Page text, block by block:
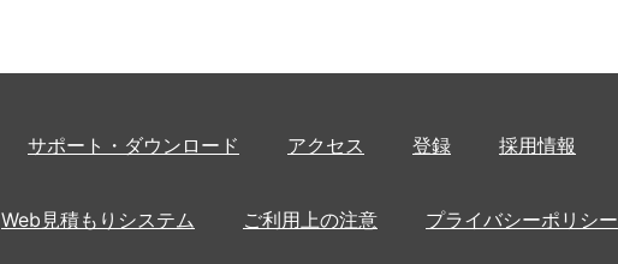
サポート・ダウンロード アクセス 登録 採用情報
Web見積もりシステム ご利用上の注意 プライバシーポリシー